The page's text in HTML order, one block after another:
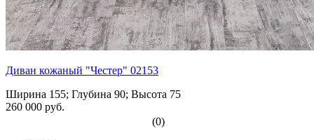
Диван кожаный "Честер" 02153
Ширина 155; Глубина 90; Высота 75
260 000 руб.
(0)